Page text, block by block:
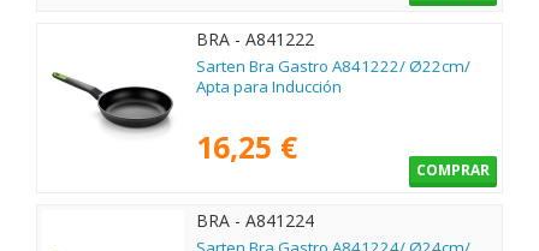
BRA - A841222
Sarten Bra Gastro A841222/ Ø22cm/
Apta para Inducción
16,25 €
COMPRAR
BRA - A841224